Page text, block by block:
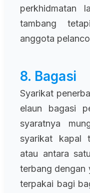
perkhidmatan
tambang
anggota
8. Bagasi
Syarikat
elaun bagasi
syaratnya
syarikat kapal
atau antara
terbang dengan
terpakai bagi